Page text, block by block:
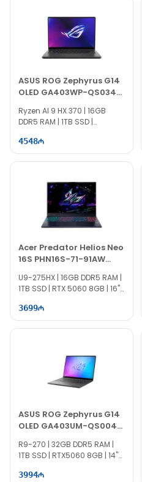
ASUS ROG Zephyrus G14
OLED GA403WP-QS034
90NR0LW1-M00220
Ryzen AI 9 HX 370 | 16GB
DDR5 RAM | 1TB SSD |
120Hz
4548
Acer Predator Helios Neo
16S PHN16S-71-91AW
NH.U0MAA.001
U9-275HX | 16GB DDR5 RAM |
1TB SSD | RTX 5060 8GB | 16"
3699
ASUS ROG Zephyrus G14
OLED GA403UM-QS004
90NR0M81-M00270
R9-270 | 32GB DDR5 RAM |
1TB SSD | RTX5060 8GB | 14"
3994